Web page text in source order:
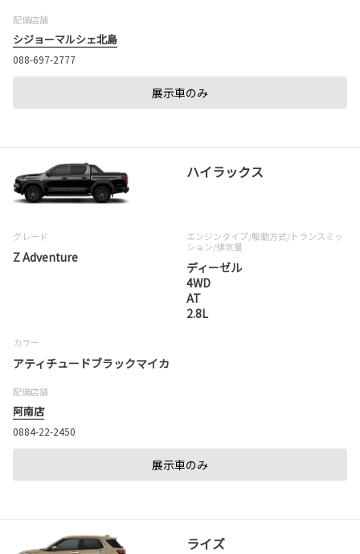
配備店舗
シジョーマルシェ北島
088-697-2777
展示車のみ
ハイラックス
グレード
Z Adventure
エンジンタイプ/駆動方式/トランスミッ
ション/排気量
ディーゼル
4WD
AT
2.8L
カラー
アティチュードブラックマイカ
配備店舗
阿南店
0884-22-2450
展示車のみ
ライズ